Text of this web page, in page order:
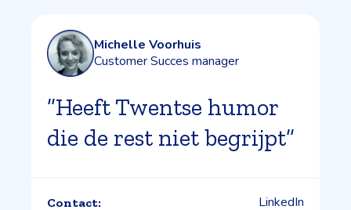
Michelle Voorhuis
Customer Succes manager
”Heeft Twentse humor
die de rest niet begrijpt”
Contact: LinkedIn